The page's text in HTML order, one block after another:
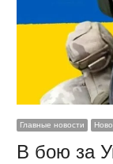
Главные новости
В бою за